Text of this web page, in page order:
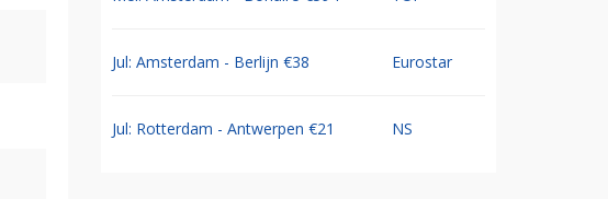
Jul: Amsterdam - Berlijn €38 Eurostar
Jul: Rotterdam - Antwerpen €21 NS